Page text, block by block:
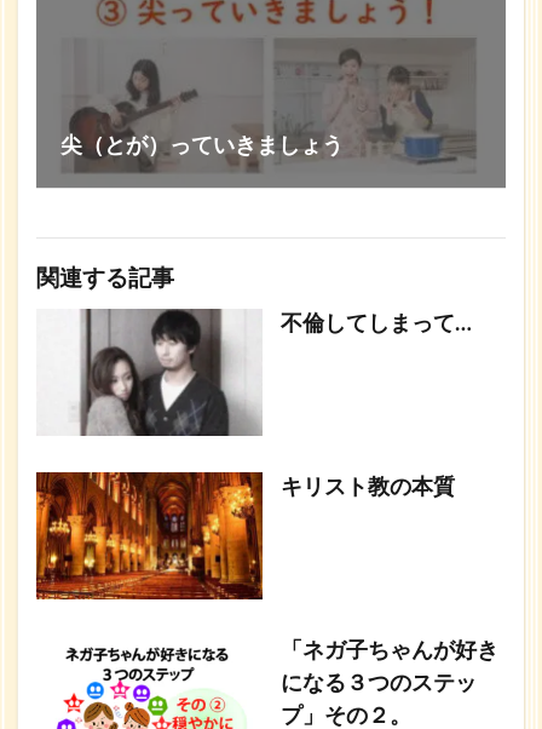
尖（とが）っていきましょう
関連する記事
不倫してしまって…
キリスト教の本質
「ネガ子ちゃんが好き
になる３つのステッ
プ」その２。